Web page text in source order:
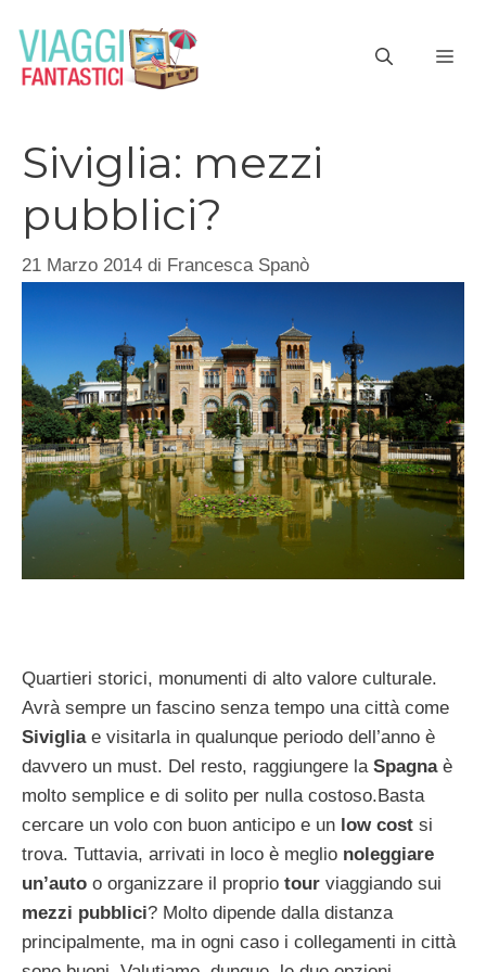
contenuto
Siviglia: mezzi
pubblici?
21 Marzo 2014 di Francesca Spanò
Quartieri storici, monumenti di alto valore culturale.
Avrà sempre un fascino senza tempo una città come
Sivigliae visitarla in qualunque periodo dell’anno è
davvero un must. Del resto, raggiungere la Spagnaè
molto semplice e di solito per nulla costoso.Basta
cercare un volo con buon anticipo e un low cost si
trova. Tuttavia, arrivati in loco è meglio noleggiare
un’auto o organizzare il proprio tour viaggiando sui
mezzi pubblici? Molto dipende dalla distanza
principalmente, ma in ogni caso i collegamenti in città